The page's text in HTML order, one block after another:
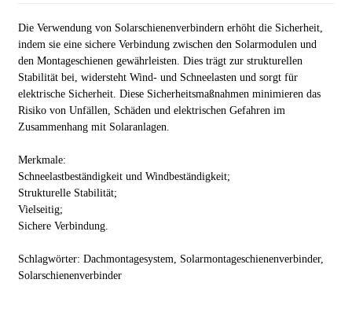
Die Verwendung von Solarschienenverbindern erhöht die Sicherheit,
indem sie eine sichere Verbindung zwischen den Solarmodulen und
den Montageschienen gewährleisten. Dies trägt zur strukturellen
Stabilität bei, widersteht Wind- und Schneelasten und sorgt für
elektrische Sicherheit. Diese Sicherheitsmaßnahmen minimieren das
Risiko von Unfällen, Schäden und elektrischen Gefahren im
Zusammenhang mit Solaranlagen.
Merkmale:
Schneelastbeständigkeit und Windbeständigkeit;
Strukturelle Stabilität;
Vielseitig;
Sichere Verbindung.
Schlagwörter: Dachmontagesystem, Solarmontageschienenverbinder,
Solarschienenverbinder